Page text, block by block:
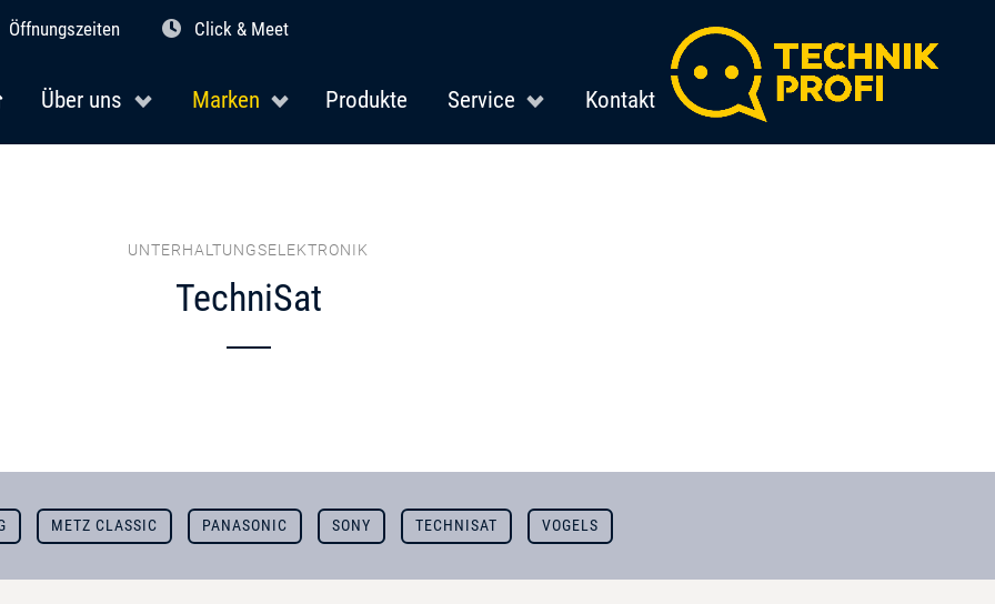
Öffnungszeiten Click & Meet
Über uns Marken Produkte Service Kontakt
UNTERHALTUNGSELEKTRONIK
TechniSat
METZ CLASSIC PANASONIC SONY TECHNISAT VOGELS